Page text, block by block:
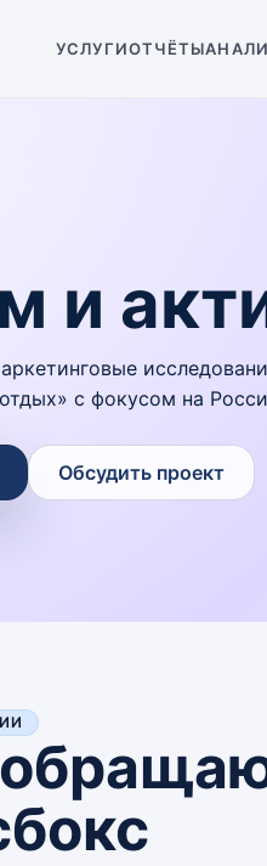
УСЛУГИОТЧЁТЫ
и
с фокусом на
Обсудить проект